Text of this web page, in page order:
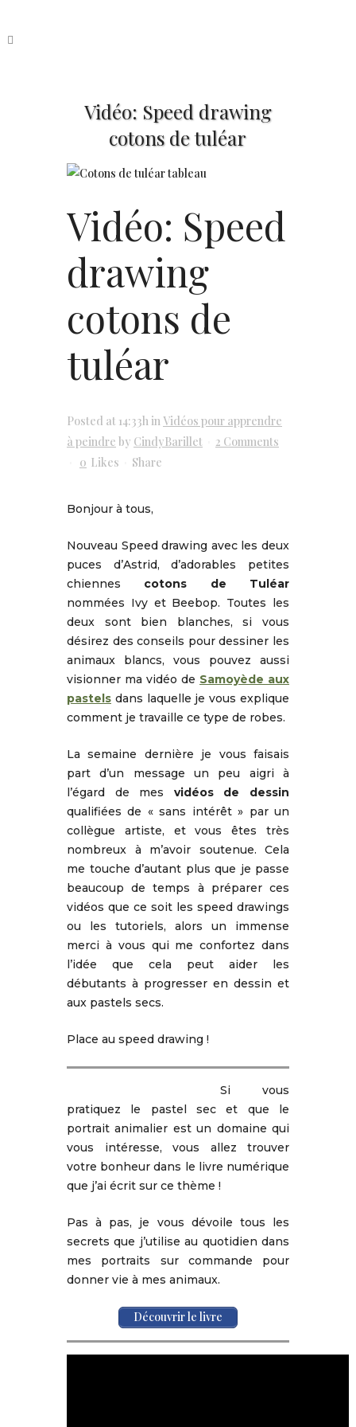
Vidéo: Speed drawing
cotons de tuléar
Vidéo: Speed
drawing
cotons de
tuléar
Posted at 14:33h in Vidéos pour apprendre
à peindre by CindyBarillet
2 Comments
0 Likes Share
Bonjour à tous,
Nouveau Speed drawing avec les deux
puces d’Astrid, d’adorables petites
chiennes cotons de Tuléar
nommées Ivy et Beebop. Toutes les
deux sont bien blanches, si vous
désirez des conseils pour dessiner les
animaux blancs, vous pouvez aussi
visionner ma vidéo de Samoyède aux
pastels dans laquelle je vous explique
comment je travaille ce type de robes.
La semaine dernière je vous faisais
part d’un message un peu aigri à
l’égard de mes vidéos de dessin
qualifiées de « sans intérêt » par un
collègue artiste, et vous êtes très
nombreux à m’avoir soutenue. Cela
me touche d’autant plus que je passe
beaucoup de temps à préparer ces
vidéos que ce soit les speed drawings
ou les tutoriels, alors un immense
merci à vous qui me confortez dans
l’idée que cela peut aider les
débutants à progresser en dessin et
aux pastels secs.
Place au speed drawing !
Si vous
pratiquez le pastel sec et que le
portrait animalier est un domaine qui
vous intéresse, vous allez trouver
votre bonheur dans le livre numérique
que j’ai écrit sur ce thème !
Pas à pas, je vous dévoile tous les
secrets que j’utilise au quotidien dans
mes portraits sur commande pour
donner vie à mes animaux.
Découvrir le livre